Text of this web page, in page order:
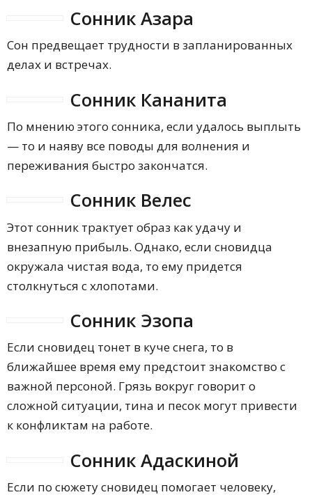
Сонник Азара
Сон предвещает трудности в запланированных
делах и встречах.
Сонник Кананита
По мнению этого сонника, если удалось выплыть
— то и наяву все поводы для волнения и
переживания быстро закончатся.
Сонник Велес
Этот сонник трактует образ как удачу и
внезапную прибыль. Однако, если сновидца
окружала чистая вода, то ему придется
столкнуться с хлопотами.
Сонник Эзопа
Если сновидец тонет в куче снега, то в
ближайшее время ему предстоит знакомство с
важной персоной. Грязь вокруг говорит о
сложной ситуации, тина и песок могут привести
к конфликтам на работе.
Сонник Адаскиной
Если по сюжету сновидец помогает человеку,